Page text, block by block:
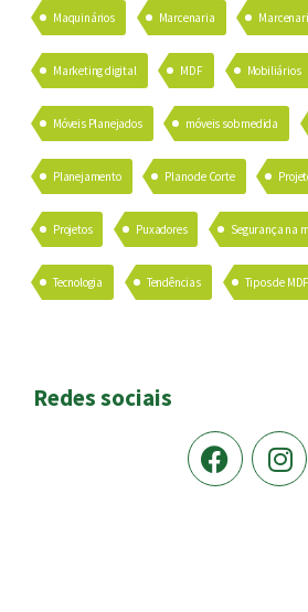
Maquinários Marcenaria
Marketing digital MDF Mobiliários
Móveis Planejados móveis sob medida
Planejamento Plano de Corte
Projetos Puxadores Segurança na
Tecnologia Tendências Tipos de MDF
Redes sociais